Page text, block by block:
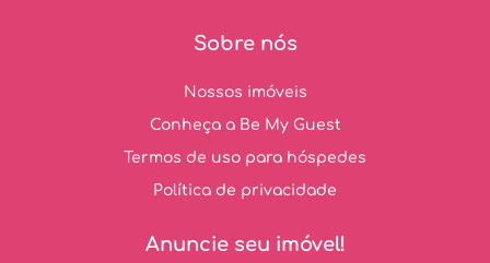
Sobre nós
Nossos imóveis
Conheça a Be My Guest
Termos de uso para hóspedes
Política de privacidade
Anuncie seu imóvel!